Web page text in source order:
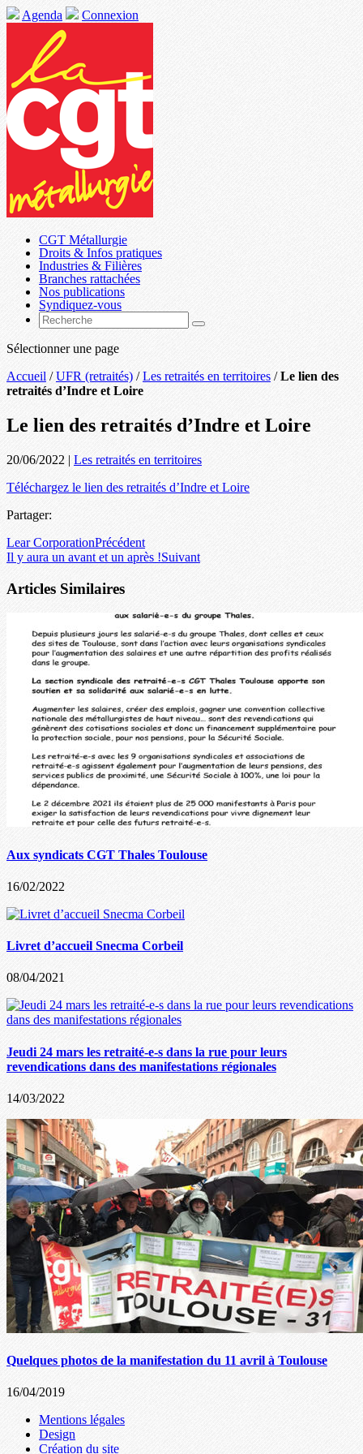
Agenda Connexion
CGT Métallurgie
Droits & Infos pratiques
Industries & Filières
Branches rattachées
Nos publications
Syndiquez-vous
Sélectionner une page
Accueil /UFR (retraités) /Les retraités en territoires /Le lien des
retraités d’Indre et Loire
Le lien des retraités d’Indre et Loire
20/06/2022 | Les retraités en territoires
Téléchargez le lien des retraités d’Indre et Loire
Partager:
Lear CorporationPrécédent
Il y aura un avant et un après !Suivant
Articles Similaires
Aux syndicats CGT Thales Toulouse
16/02/2022
Livret d’accueil Snecma Corbeil
08/04/2021
Jeudi 24 mars les retraité-e-s dans la rue pour leurs
revendications dans des manifestations régionales
14/03/2022
Quelques photos de la manifestation du 11 avril à Toulouse
16/04/2019
Mentions légales
Design
Création du site